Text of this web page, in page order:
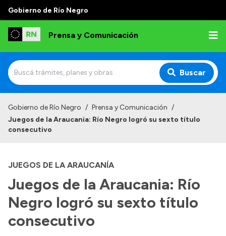
Gobierno de Río Negro
Prensa y Comunicación
Buscar
Institucional
Referentes de prensa
Archivo de noticias
Transparencia
Gobierno de Río Negro / Prensa y Comunicación /
Juegos de la Araucania: Río Negro logró su sexto título
consecutivo
JUEGOS DE LA ARAUCANÍA
Juegos de la Araucania: Río
Negro logró su sexto título
consecutivo